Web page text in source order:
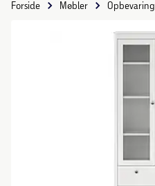
Forside Møbler Opbevaring